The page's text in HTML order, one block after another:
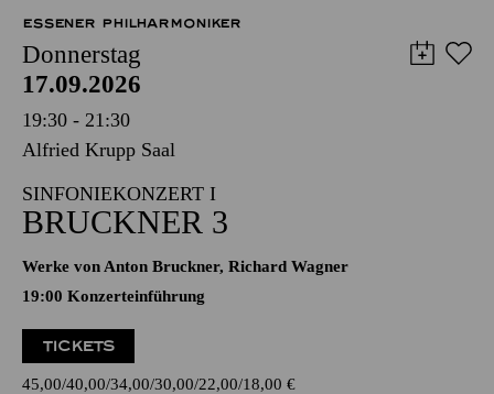
ESSENER PHILHARMONIKER
Donnerstag
17.09.2026
19:30 - 21:30
Alfried Krupp Saal
SINFONIEKONZERT I
BRUCKNER 3
Werke von Anton Bruckner, Richard Wagner
19:00 Konzerteinführung
TICKETS
45,00 40,00 34,00 30,00 22,00 18,00 €